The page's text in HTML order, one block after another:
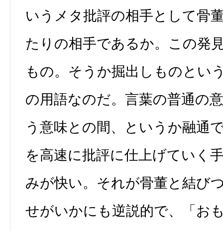
いうメタ批評の相手として骨
たりの相手であるか。この発
もの。そうか掘出しものとい
の用語なのだ。言葉の普通の
う意味との間、というか融通
を高速に批評に仕上げていく
みが快い。それが骨董と結び
せがいかにも逆説的で、「お